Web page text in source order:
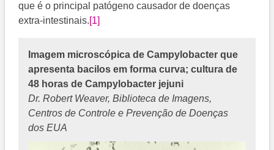
que é o principal patógeno causador de doenças
extra-intestinais.[1]
Imagem microscópica de Campylobacter que
apresenta bacilos em forma curva; cultura de
48 horas de Campylobacter jejuni
Dr. Robert Weaver, Biblioteca de Imagens,
Centros de Controle e Prevenção de Doenças
dos EUA